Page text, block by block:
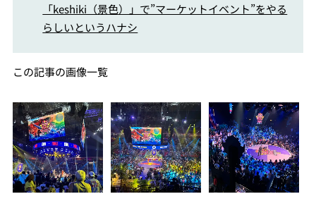
「keshiki（景色）」で”マーケットイベント”をやる
らしいというハナシ
この記事の画像一覧